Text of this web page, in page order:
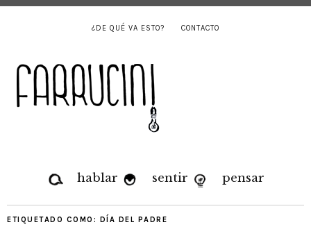
¿DE QUÉ VA ESTO? CONTACTO
hablar sentir pensar
ETIQUETADO COMO: DÍA DEL PADRE